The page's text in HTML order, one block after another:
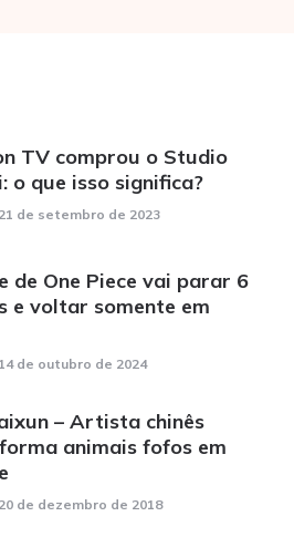
TV comprou o Studio
o que isso significa?
21 de setembro de 2023
de One Piece vai parar 6
e voltar somente em
14 de outubro de 2024
– Artista chinês
animais fofos em
20 de dezembro de 2018